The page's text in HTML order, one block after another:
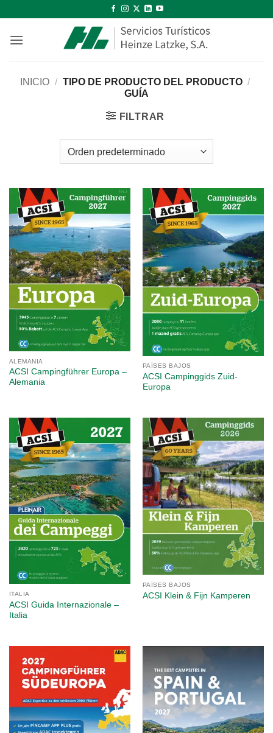
contenido
INICIO / TIPO DE PRODUCTO DEL PRODUCTO /
GUÍA
FILTRAR
ALEMANIA
ACSI Campingführer Europa –
Alemania
PAÍSES BAJOS
ACSI Campinggids Zuid-
Europa
ITALIA
ACSI Guida Internazionale –
Italia
PAÍSES BAJOS
ACSI Klein & Fijn Kamperen